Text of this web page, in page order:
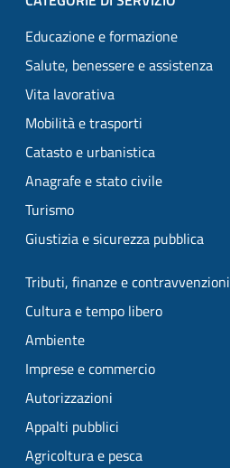
Educazione e formazione
Salute, benessere e assistenza
Vita lavorativa
Mobilità e trasporti
Catasto e urbanistica
Anagrafe e stato civile
Turismo
Giustizia e sicurezza pubblica
Tributi, finanze e contravvenzioni
Cultura e tempo libero
Ambiente
Imprese e commercio
Autorizzazioni
Appalti pubblici
Agricoltura e pesca